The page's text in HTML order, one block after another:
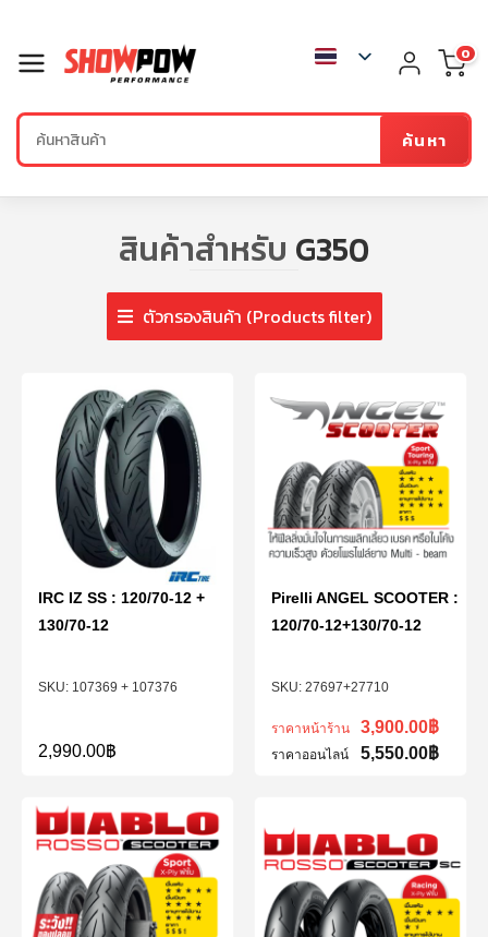
ค้นหา
0
สินค้าสำหรับ G350
ตัวกรองสินค้า (Products filter)
107369 + 107376
IRC IZ SS : 120/70-12 +
130/70-12
2,990.00฿
27697+27710
Pirelli ANGEL SCOOTER :
120/70-12+130/70-12
ราคาหน้าร้าน 3,900.00฿
ราคาออนไลน์ 5,550.00฿